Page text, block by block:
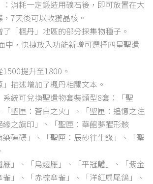
：消耗一定鍛造用礦石後，即可放置在大
7天後可以收獲晶核。
了「楓丹」地區的部分採集物種子。
中，快捷放入功能新增可選擇四星聖遺
提升至1800。
描述增加了楓丹相關文本。
統可兌換聖遺物套裝類型8套：「聖
聖匣：蒼白之火」、「聖匣：追憶之注
之旗印」、「聖匣：華館夢醒形骸
硨磲」、「聖匣：辰砂往生錄」、「聖
」、「烏翅雁」、「平冠鸌」、「紫金
」、「赤棕傘雀」、「洋紅扇尾鴿」、